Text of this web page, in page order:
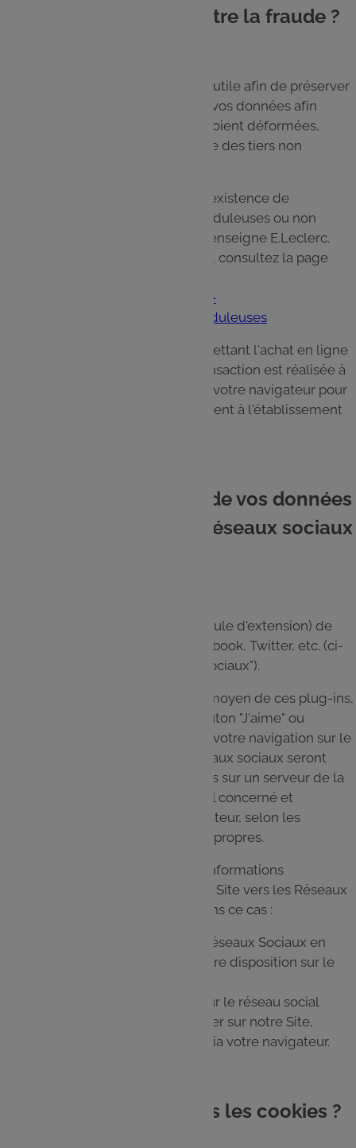
sécurité et de lutte contre la fraude ?
Le GALEC prend toute précaution utile afin de préserver
la sécurité et la confidentialité de vos données afin
notamment d'empêcher qu'elles soient déformées,
endommagées, divulguées, et que des tiers non
Nous attirons votre attention sur l'existence de
nombreuses communications frauduleuses ou non
autorisées usurpant l'identité de l'enseigne E.Leclerc.
Pour toute information sur le sujet, consultez la page
leclerc.com/catalogue/questions-
frequentes/communications-frauduleuses
Le Site est un site marchand permettant l'achat en ligne
par carte bancaire. A ce titre, la transaction est réalisée à
travers une connexion cryptée via votre navigateur pour
transmettre les données directement à l'établissement
11. Quelles utilisations de vos données
personnelles avec les réseaux sociaux
Le Site utilise des plug-in (ou module d'extension) de
réseaux sociaux, notamment Facebook, Twitter, etc. (ci-
après et ensemble les "Réseaux Sociaux").
Si vous interagissez sur le Site au moyen de ces plug-ins,
par exemple en cliquant sur le bouton "J'aime" ou
"Partager", les informations liées à votre navigation sur le
Site et à votre adhésion à ces réseaux sociaux seront
transmises, enregistrées et traitées sur un serveur de la
société exploitant le Réseau Social concerné et
rattachées à votre compte d'utilisateur, selon les
conditions d'utilisation qui lui sont propres.
Si vous ne souhaitez pas que vos informations
personnelles soient transmises du Site vers les Réseaux
Sociaux, nous vous conseillons dans ce cas :
de ne pas interagir avec ces Réseaux Sociaux en
cliquant sur les plug-in mis à votre disposition sur le
de désactiver votre compte sur le réseau social
considéré avant de venir naviguer sur notre Site,
de naviguer en mode “Privé” via votre navigateur.
12. Comment sont gérés les cookies ?